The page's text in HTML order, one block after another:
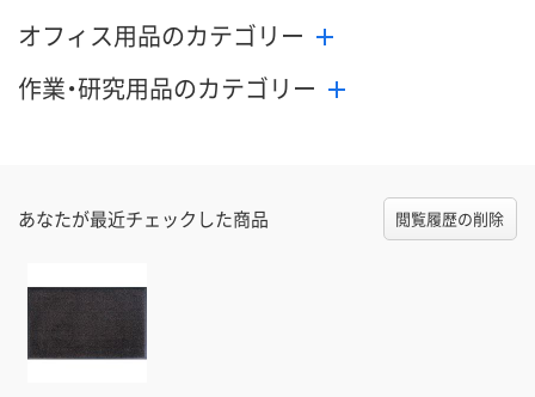
オフィス用品のカテゴリー
作業・研究用品のカテゴリー
あなたが最近チェックした商品 閲覧履歴の削除